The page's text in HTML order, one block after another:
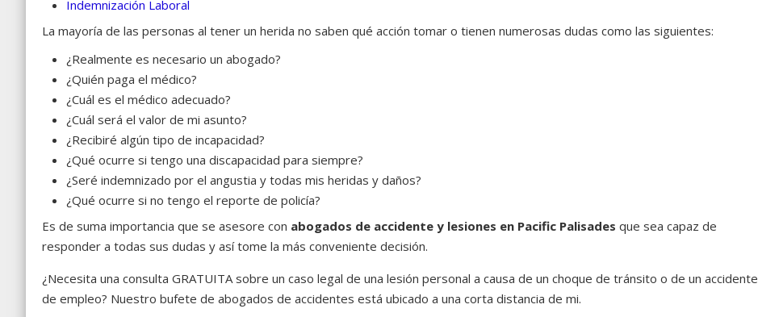
Indemnización Laboral
La mayoría de las personas al tener un herida no saben qué acción tomar o tienen numerosas dudas como las siguientes:
¿Realmente es necesario un abogado?
¿Quién paga el médico?
¿Cuál es el médico adecuado?
¿Cuál será el valor de mi asunto?
¿Recibiré algún tipo de incapacidad?
¿Qué ocurre si tengo una discapacidad para siempre?
¿Seré indemnizado por el angustia y todas mis heridas y daños?
¿Qué ocurre si no tengo el reporte de policía?
Es de suma importancia que se asesore con abogados de accidente y lesiones en Pacific Palisades que sea capaz de
responder a todas sus dudas y así tome la más conveniente decisión.
¿Necesita una consulta GRATUITA sobre un caso legal de una lesión personal a causa de un choque de tránsito o de un accidente
de empleo? Nuestro bufete de abogados de accidentes está ubicado a una corta distancia de mi.